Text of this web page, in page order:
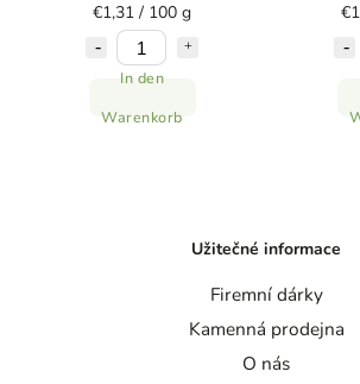
€1,31 / 100 g
In den
Warenkorb
Užitečné informace
Firemní dárky
Kamenná prodejna
O nás